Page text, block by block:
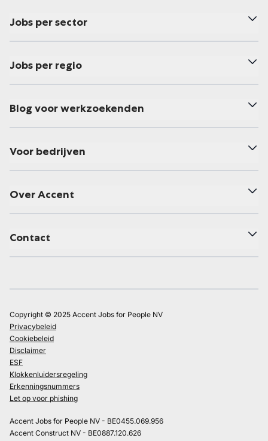
Jobs per sector
Jobs per regio
Blog voor werkzoekenden
Voor bedrijven
Over Accent
Contact
Copyright © 2025 Accent Jobs for People NV
Privacybeleid
Cookiebeleid
Disclaimer
ESF
Klokkenluidersregeling
Erkenningsnummers
Let op voor phishing
Accent Jobs for People NV - BE0455.069.956
Accent Construct NV - BE0887.120.626